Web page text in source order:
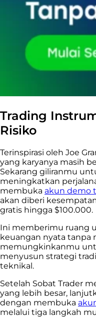
Trading
Risiko
Terinspirasi oleh Joe
yang karyanya masih
Sekarang giliranmu
meningkatkan
membuka akun demo
akan diberi
gratis hingga $100.000.
Ini memberimu ruang
keuangan nyata tanpa
memungkinkanmu
menyusun strategi
teknikal.
Setelah Sobat Trader
yang lebih besar,
dengan membuka
melalui tiga langkah